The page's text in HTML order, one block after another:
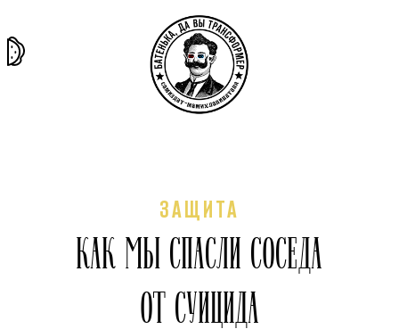
ЗАЩИТА
КАК МЫ СПАСЛИ СОСЕДА
ОТ СУИЦИДА